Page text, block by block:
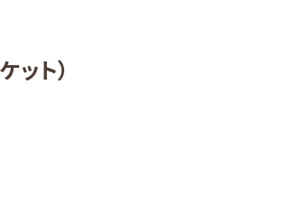
ット）